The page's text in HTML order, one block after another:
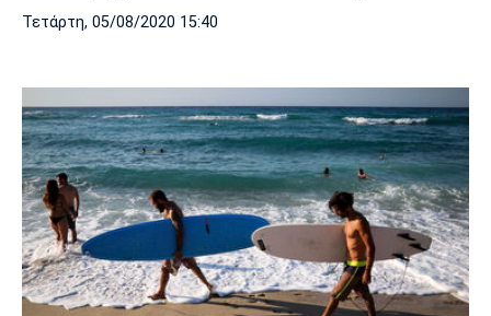
Τετάρτη, 05/08/2020 15:40